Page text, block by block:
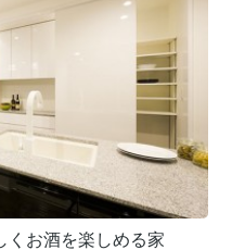
くお酒を楽しめる家